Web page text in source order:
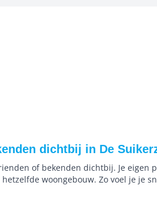
dichtbij in De
of bekenden dichtbij. Je eigen
woongebouw. Zo voel je je
alleen starten, maar dichtbij